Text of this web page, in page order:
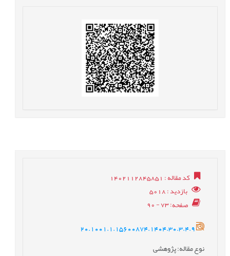
کد مقاله: 1402112845851
بازدید: 5018
صفحه: 73 - 90
20.1001.1.15600874.1404.30.3.4.9
نوع مقاله: پژوهشی